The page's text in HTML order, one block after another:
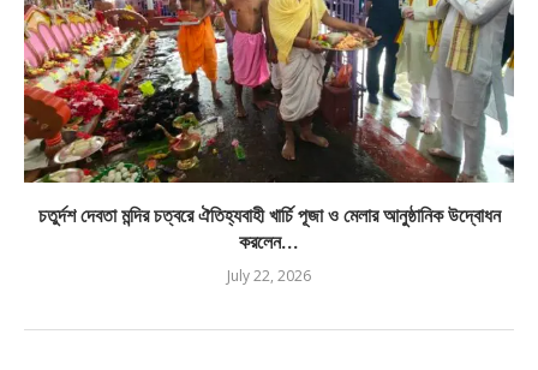
চতুর্দশ দেবতা মন্দির চত্বরে ঐতিহ্যবাহী খার্চি পূজা ও মেলার আনুষ্ঠানিক উদ্বোধন
করলেন...
July 22, 2026